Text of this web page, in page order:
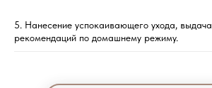
5. Нанесение успокаивающего ухода, выдача
рекомендаций по домашнему режиму.